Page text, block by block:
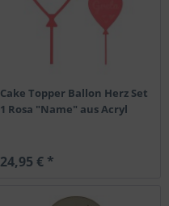
Cake Topper Ballon Herz Set
1 Rosa "Name" aus Acryl
24,95 € *